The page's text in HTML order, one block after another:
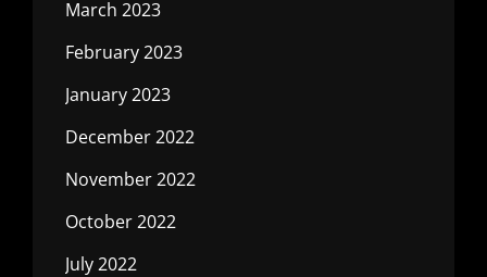
March 2023
February 2023
January 2023
December 2022
November 2022
October 2022
July 2022